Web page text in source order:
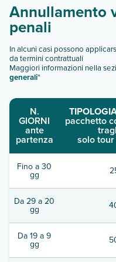
Annullamento
penali
In alcuni casi possono
da termini contrattuali
Maggiori informazioni nella
generali"
N.
GIORNI
ante
partenza
pacchetto
solo
Fino a 30
gg
Da 29 a 20
gg
Da 19 a 9
gg